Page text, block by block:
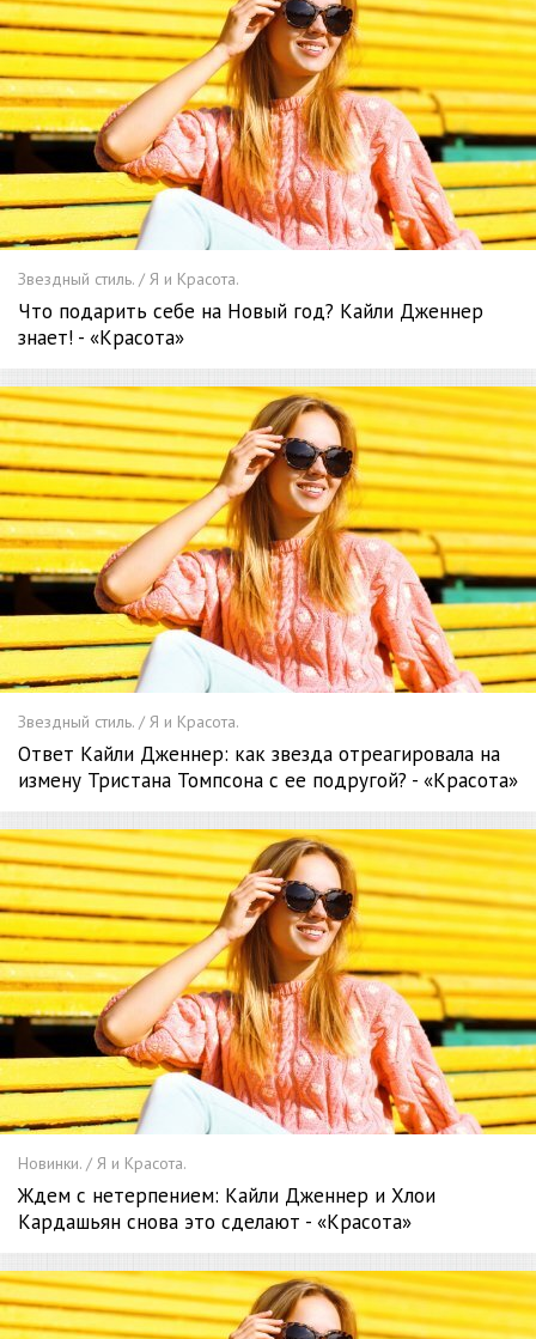
Звездный стиль. / Я и Красота.
Что подарить себе на Новый год? Кайли Дженнер
знает! - «Красота»
Звездный стиль. / Я и Красота.
Ответ Кайли Дженнер: как звезда отреагировала на
измену Тристана Томпсона с ее подругой? - «Красота»
Новинки. / Я и Красота.
Ждем с нетерпением: Кайли Дженнер и Хлои
Кардашьян снова это сделают - «Красота»